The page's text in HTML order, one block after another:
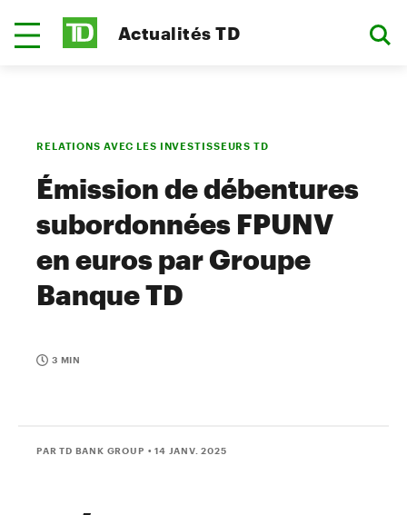
Actualités TD
RELATIONS AVEC LES INVESTISSEURS TD
Émission de débentures
subordonnées FPUNV
en euros par Groupe
Banque TD
3 MIN
PAR TD BANK GROUP • 14 JANV. 2025